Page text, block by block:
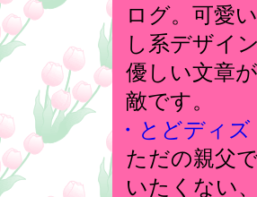
ログ。可愛
し系デザイ
優しい文章
敵です。
・とどディズ
ただの親父
いたくない